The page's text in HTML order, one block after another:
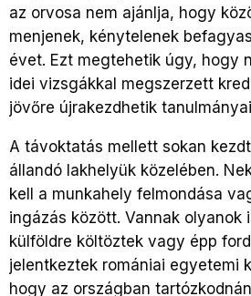
az orvosa nem ajánlja, hogy
menjenek, kénytelenek
évet. Ezt megtehetik úgy, hogy
idei vizsgákkal megszerzett
jövőre újrakezdhetik
A távoktatás mellett sokan
állandó lakhelyük közelében.
kell a munkahely felmondása
ingázás között. Vannak olyanok
külföldre költöztek vagy épp
jelentkeztek romániai egyetemi
hogy az országban